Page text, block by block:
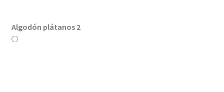
Algodón plátanos 2